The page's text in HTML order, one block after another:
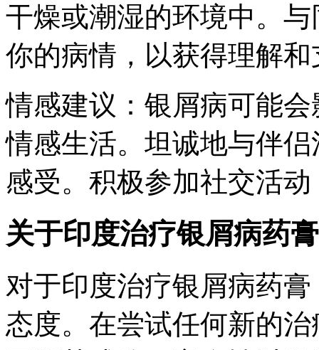
干燥或潮湿的环境中。
你的病情，以获得理解和
情感建议：银屑病可能
情感生活。坦诚地与伴
感受。积极参加社交活
关于印度治疗银屑病药
对于印度治疗银屑病药
态度。在尝试任何新的